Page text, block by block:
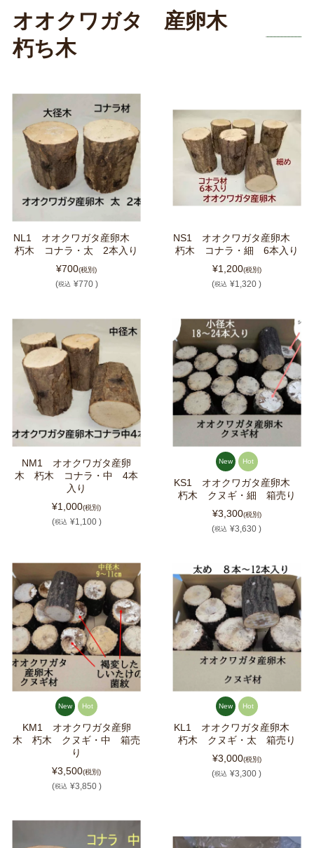
オオクワガタ 産卵木
朽ち木
NL1 オオクワガタ産卵木
朽木 コナラ・太 2本入り
¥700(税別)
(税込 ¥770 )
NS1 オオクワガタ産卵木
朽木 コナラ・細 6本入り
¥1,200(税別)
(税込 ¥1,320 )
NM1 オオクワガタ産卵
木 朽木 コナラ・中 4本
入り
¥1,000(税別)
(税込 ¥1,100 )
New Hot
KS1 オオクワガタ産卵木
朽木 クヌギ・細 箱売り
¥3,300(税別)
(税込 ¥3,630 )
New Hot
KM1 オオクワガタ産卵
木 朽木 クヌギ・中 箱売
り
¥3,500(税別)
(税込 ¥3,850 )
New Hot
KL1 オオクワガタ産卵木
朽木 クヌギ・太 箱売り
¥3,000(税別)
(税込 ¥3,300 )